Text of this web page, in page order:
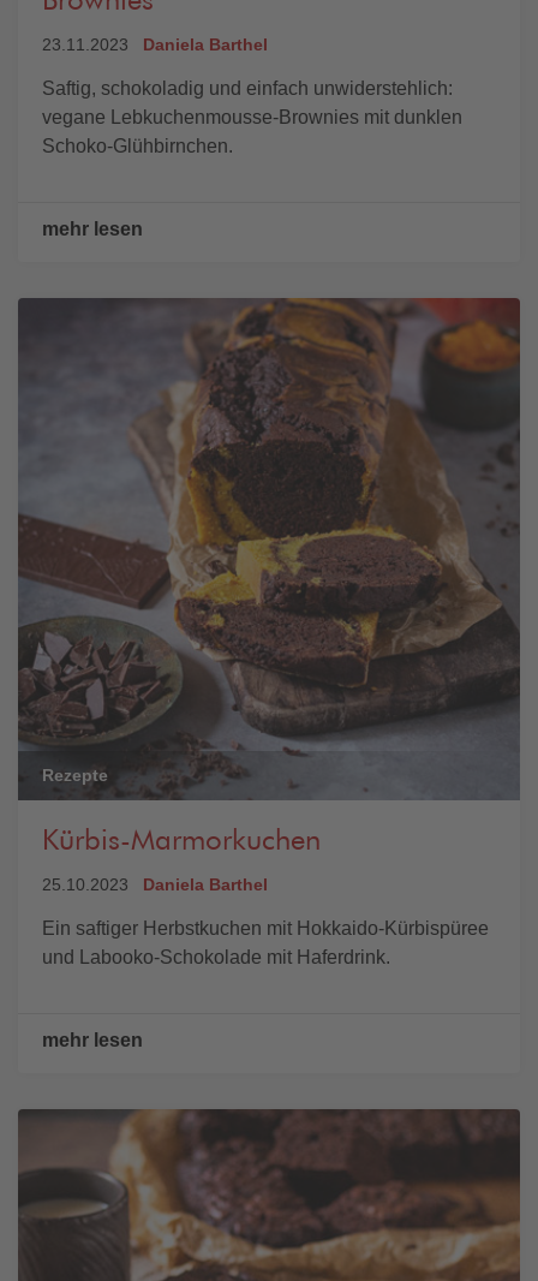
23.11.2023 Daniela Barthel
Saftig, schokoladig und einfach unwiderstehlich:
vegane Lebkuchenmousse-Brownies mit dunklen
Schoko-Glühbirnchen.
mehr lesen
Rezepte
Kürbis-Marmorkuchen
25.10.2023 Daniela Barthel
Ein saftiger Herbstkuchen mit Hokkaido-Kürbispüree
und Labooko-Schokolade mit Haferdrink.
mehr lesen